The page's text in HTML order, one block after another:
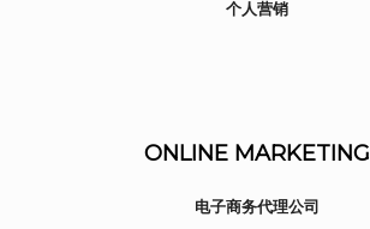
个人营销
ONLINE MARKETING
电子商务代理公司